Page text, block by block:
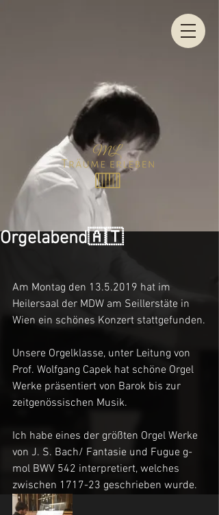
Orgelabend🇦🇹
Am Montag den 13.5.2019 hat im
Heilersaal der MDW am Seillerstäte in
Wien ein schönes Konzert stattgefunden.
Unsere Orgelklasse, unter Leitung von
Prof. Wolfgang Capek hat schöne Orgel
Werke präsentiert von Barok bis zur
zeitgenössischen Musik.
Ich habe eines der größten Orgel Werke
von J. S. Bach/ Fantasie und Fugue g-
mol BWV 542 interpretiert, welches
zwischen 1717-23 geschrieben wurde.